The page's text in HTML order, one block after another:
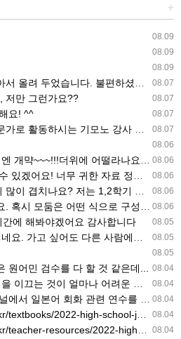
+
08.09
08.09
08.09
08.07
었습니다. 불편하셨네요..죄송합니다..
08.07
저만 그런가요??
08.07
요! ^^
08.07
활동하시는 기모노 강사 이십니다.
08.06
08.06
더위에 어떨라나요...감사합니다. ^^
08.06
요! 너무 귀한 자료 정말 감사합니다!!!
08.06
기 출판사가 달라서인지, 회화 단어와 분량이 더 많다…
08.06
구성하셨을까요? 진단평가를 보시고 모둠장(도우미학생)…
08.05
에 해봐야겠어요 감사합니다
08.05
다른 사람에게 민폐는 안되는 것... 감사해요. ^^
08.05
08.04
원어민 검수를 다 할 것 같은데...
08.04
운 일일까요? 우선 봉사하는 마음이 필요!!! 감사해요…
08.04
연수를 저작 직강으로 한다고 합니다. 많이 도움이 되실…
08.04
2022-high-school-jap…
08.04
resources/2022-high-sc…